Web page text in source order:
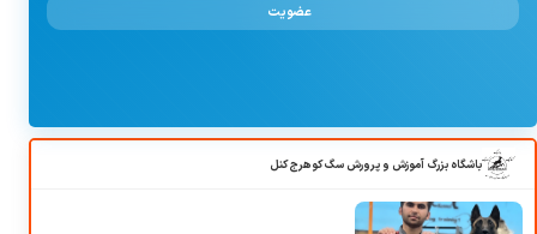
عضویت
باشگاه بزرگ آموزش و پرورش سگ کوهرج کنل